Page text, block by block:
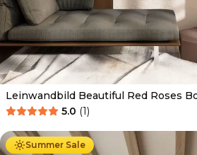
Leinwandbild Beautiful Red Roses
5.0 (1)
Summer Sale
Ab 39.90 € 34.90